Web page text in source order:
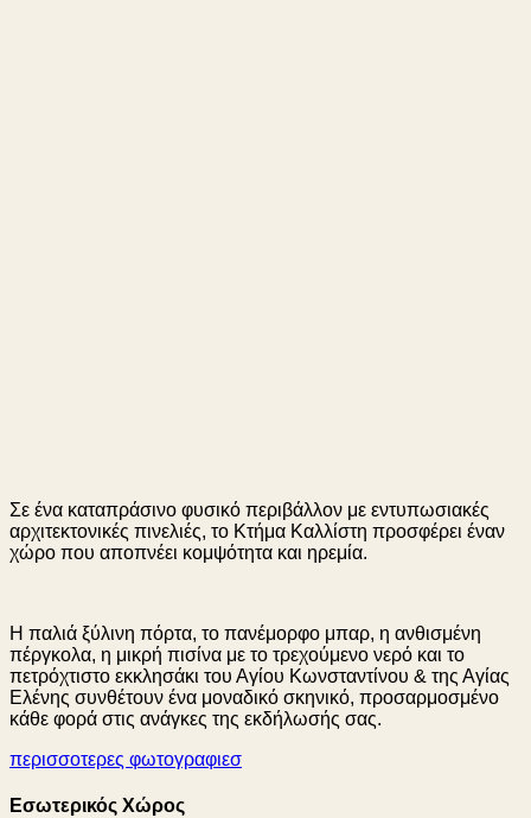
Σε ένα καταπράσινο φυσικό περιβάλλον με εντυπωσιακές
αρχιτεκτονικές πινελιές, το Κτήμα Καλλίστη προσφέρει έναν
χώρο που αποπνέει κομψότητα και ηρεμία.
Η παλιά ξύλινη πόρτα, το πανέμορφο μπαρ, η ανθισμένη
πέργκολα, η μικρή πισίνα με το τρεχούμενο νερό και το
πετρόχτιστο εκκλησάκι του Αγίου Κωνσταντίνου & της Αγίας
Ελένης συνθέτουν ένα μοναδικό σκηνικό, προσαρμοσμένο
κάθε φορά στις ανάγκες της εκδήλωσής σας.
περισσοτερες φωτογραφιεσ
Εσωτερικός Χώρος